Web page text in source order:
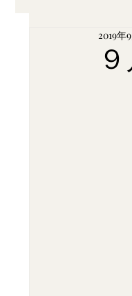
メニュー表
2019年